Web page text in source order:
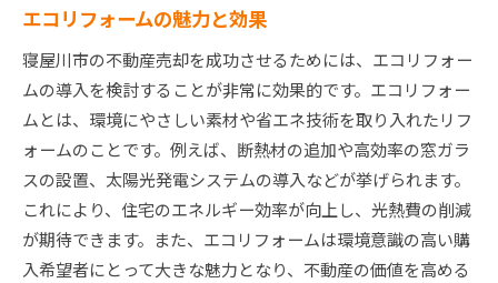
エコリフォームの魅力と効果
寝屋川市の不動産売却を成功させるためには、エコリフォー
ムの導入を検討することが非常に効果的です。エコリフォー
ムとは、環境にやさしい素材や省エネ技術を取り入れたリフ
ォームのことです。例えば、断熱材の追加や高効率の窓ガラ
スの設置、太陽光発電システムの導入などが挙げられます。
これにより、住宅のエネルギー効率が向上し、光熱費の削減
が期待できます。また、エコリフォームは環境意識の高い購
入希望者にとって大きな魅力となり、不動産の価値を高める